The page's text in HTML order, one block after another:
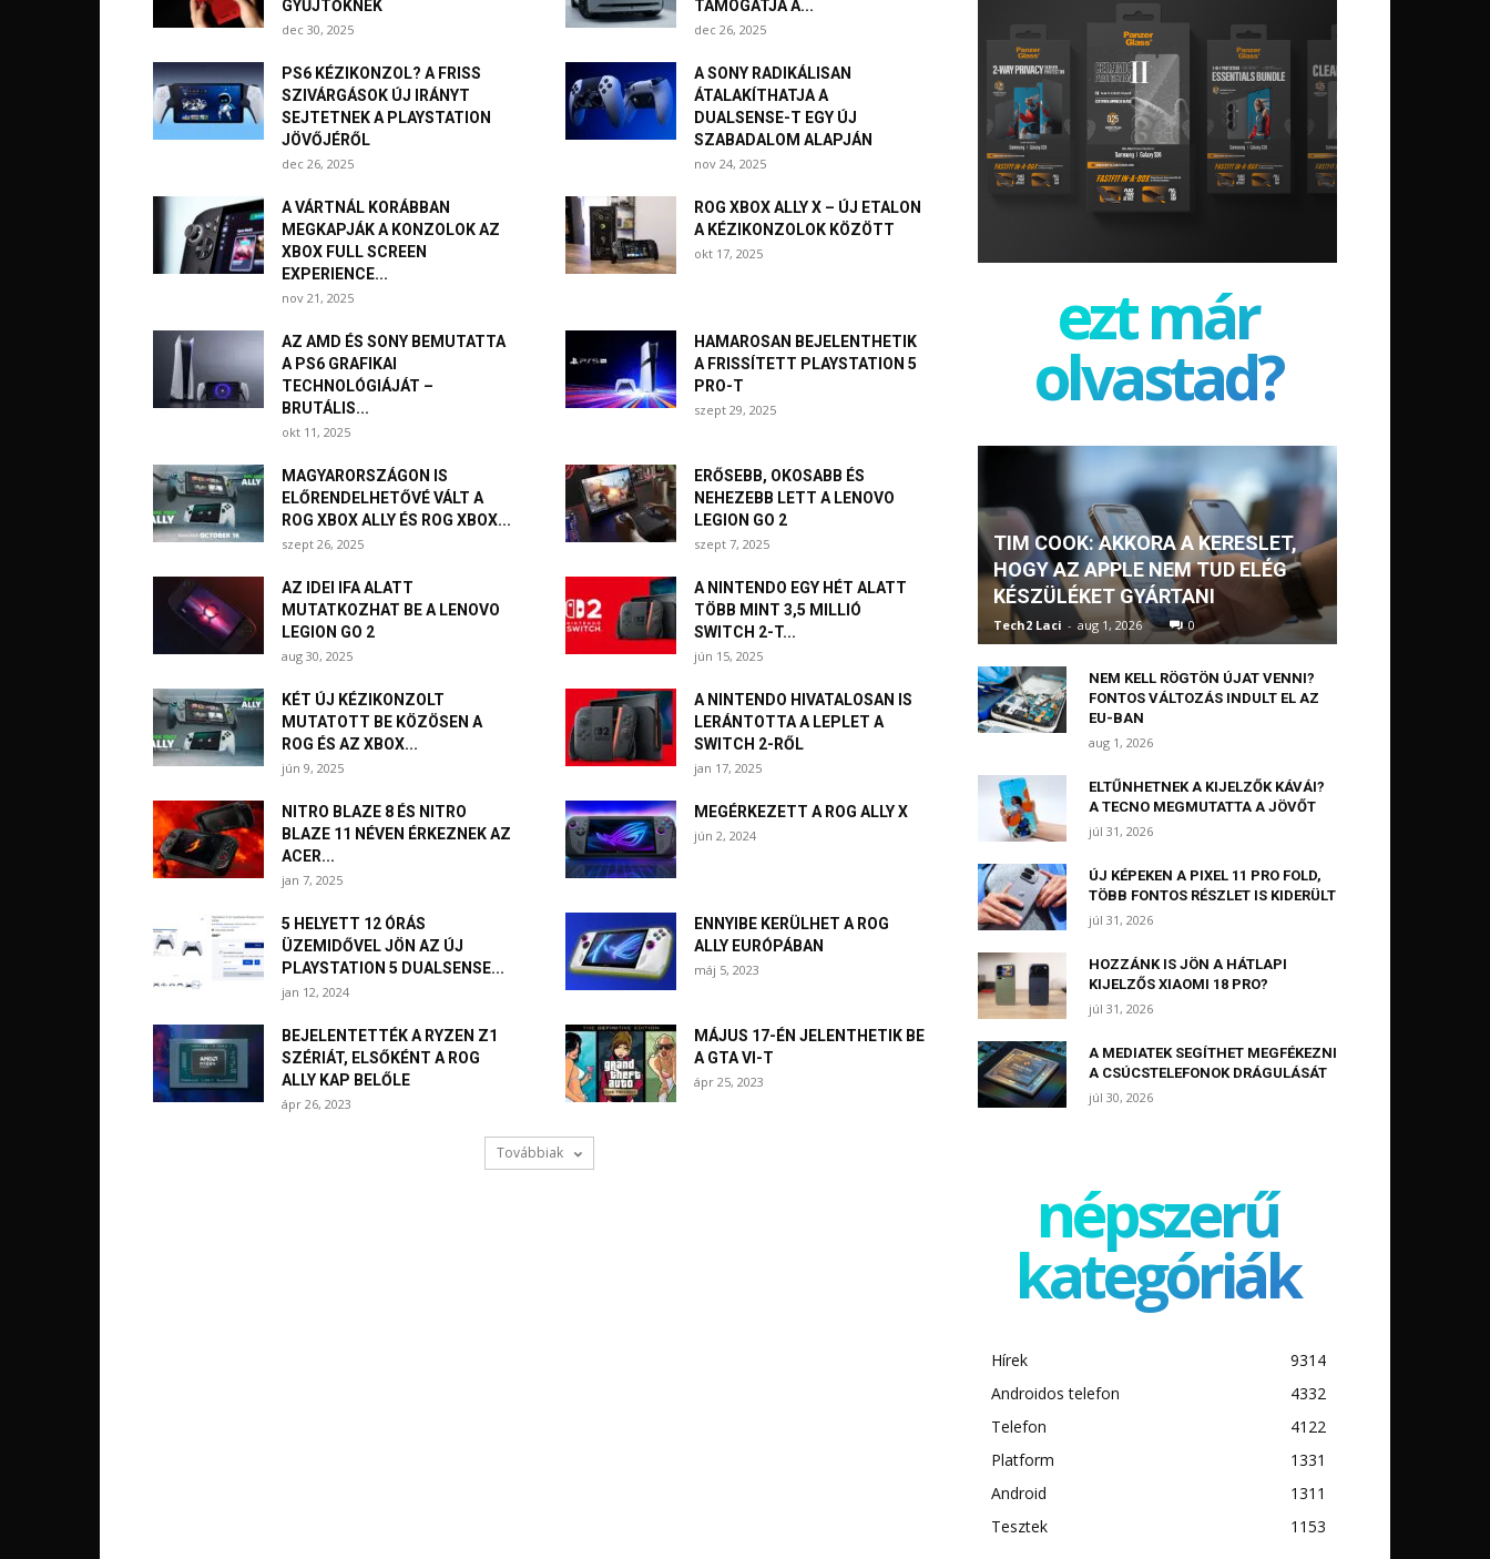
GYŰJTŐKNEK
dec 30, 2025
TÁMOGATJA A...
dec 26, 2025
PS6 KÉZIKONZOL? A FRISS
SZIVÁRGÁSOK ÚJ IRÁNYT
SEJTETNEK A PLAYSTATION
JÖVŐJÉRŐL
dec 26, 2025
A SONY RADIKÁLISAN
ÁTALAKÍTHATJA A
DUALSENSE-T EGY ÚJ
SZABADALOM ALAPJÁN
nov 24, 2025
A VÁRTNÁL KORÁBBAN
MEGKAPJÁK A KONZOLOK AZ
XBOX FULL SCREEN
EXPERIENCE...
nov 21, 2025
ROG XBOX ALLY X – ÚJ ETALON
A KÉZIKONZOLOK KÖZÖTT
okt 17, 2025
AZ AMD ÉS SONY BEMUTATTA
A PS6 GRAFIKAI
TECHNOLÓGIÁJÁT –
BRUTÁLIS...
okt 11, 2025
HAMAROSAN BEJELENTHETIK
A FRISSÍTETT PLAYSTATION 5
PRO-T
szept 29, 2025
MAGYARORSZÁGON IS
ELŐRENDELHETŐVÉ VÁLT A
ROG XBOX ALLY ÉS ROG XBOX...
szept 26, 2025
ERŐSEBB, OKOSABB ÉS
NEHEZEBB LETT A LENOVO
LEGION GO 2
szept 7, 2025
AZ IDEI IFA ALATT
MUTATKOZHAT BE A LENOVO
LEGION GO 2
aug 30, 2025
A NINTENDO EGY HÉT ALATT
TÖBB MINT 3,5 MILLIÓ
SWITCH 2-T...
jún 15, 2025
KÉT ÚJ KÉZIKONZOLT
MUTATOTT BE KÖZÖSEN A
ROG ÉS AZ XBOX...
jún 9, 2025
A NINTENDO HIVATALOSAN IS
LERÁNTOTTA A LEPLET A
SWITCH 2-RŐL
jan 17, 2025
NITRO BLAZE 8 ÉS NITRO
BLAZE 11 NÉVEN ÉRKEZNEK AZ
ACER...
jan 7, 2025
MEGÉRKEZETT A ROG ALLY X
jún 2, 2024
5 HELYETT 12 ÓRÁS
ÜZEMIDŐVEL JÖN AZ ÚJ
PLAYSTATION 5 DUALSENSE...
jan 12, 2024
ENNYIBE KERÜLHET A ROG
ALLY EURÓPÁBAN
máj 5, 2023
BEJELENTETTÉK A RYZEN Z1
SZÉRIÁT, ELSŐKÉNT A ROG
ALLY KAP BELŐLE
ápr 26, 2023
MÁJUS 17-ÉN JELENTHETIK BE
A GTA VI-T
ápr 25, 2023
Továbbiak
ezt már
olvastad?
TIM COOK: AKKORA A KERESLET,
HOGY AZ APPLE NEM TUD ELÉG
KÉSZÜLÉKET GYÁRTANI
Tech2 Laci - aug 1, 2026 0
NEM KELL RÖGTÖN ÚJAT VENNI?
FONTOS VÁLTOZÁS INDULT EL AZ
EU-BAN
aug 1, 2026
ELTŰNHETNEK A KIJELZŐK KÁVÁI?
A TECNO MEGMUTATTA A JÖVŐT
júl 31, 2026
ÚJ KÉPEKEN A PIXEL 11 PRO FOLD,
TÖBB FONTOS RÉSZLET IS KIDERÜLT
júl 31, 2026
HOZZÁNK IS JÖN A HÁTLAPI
KIJELZŐS XIAOMI 18 PRO?
júl 31, 2026
A MEDIATEK SEGÍTHET MEGFÉKEZNI
A CSÚCSTELEFONOK DRÁGULÁSÁT
júl 30, 2026
népszerű
kategóriák
Hírek
9314
Androidos telefon
4332
Telefon
4122
Platform
1331
Android
1311
Tesztek
1153